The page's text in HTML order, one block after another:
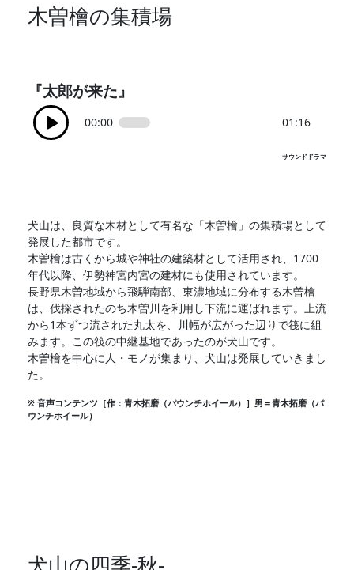
木曽檜の集積場
『太郎が来た』
00:00 01:16
サウンドドラマ
犬山は、良質な木材として有名な「木曽檜」の集積場として
発展した都市です。
木曽檜は古くから城や神社の建築材として活用され、1700
年代以降、伊勢神宮内宮の建材にも使用されています。
長野県木曽地域から飛騨南部、東濃地域に分布する木曽檜
は、伐採されたのち木曽川を利用し下流に運ばれます。上流
から1本ずつ流された丸太を、川幅が広がった辺りで筏に組
みます。この筏の中継基地であったのが犬山です。
木曽檜を中心に人・モノが集まり、犬山は発展していきまし
た。
※ 音声コンテンツ［作：青木拓磨（パウンチホイール）］男＝青木拓磨（パ
ウンチホイール）